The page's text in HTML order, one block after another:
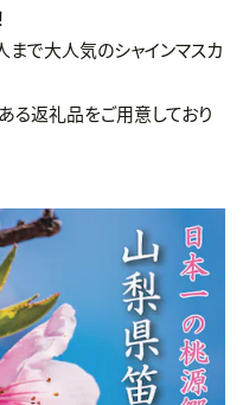
で大人気のシャインマスカ
る返礼品をご用意しており